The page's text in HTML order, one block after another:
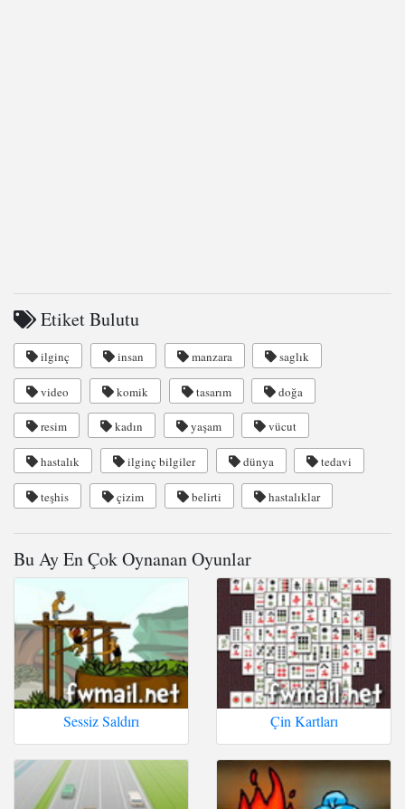
Etiket Bulutu
ilginç insan manzara saglık
video komik tasarım doğa
resim kadın yaşam vücut
hastalık ilginç bilgiler dünya tedavi
teşhis çizim belirti hastalıklar
Bu Ay En Çok Oynanan Oyunlar
Sessiz Saldırı Çin Kartları